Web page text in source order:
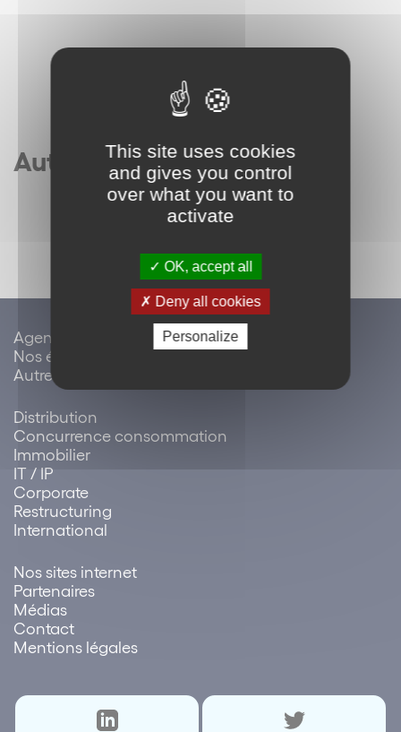
Autres articles
Agenda / évènements
Nos événements
Autres événements
Distribution
Concurrence consommation
Immobilier
IT / IP
Corporate
Restructuring
International
Nos sites internet
Partenaires
Médias
Contact
Mentions légales
This site uses cookies
and gives you control
over what you want to
activate
OK, accept all
Deny all cookies
Personalize